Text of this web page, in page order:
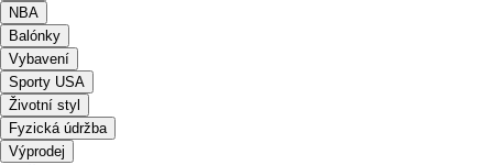
NBA
Balónky
Vybavení
Sporty USA
Životní styl
Fyzická údržba
Výprodej